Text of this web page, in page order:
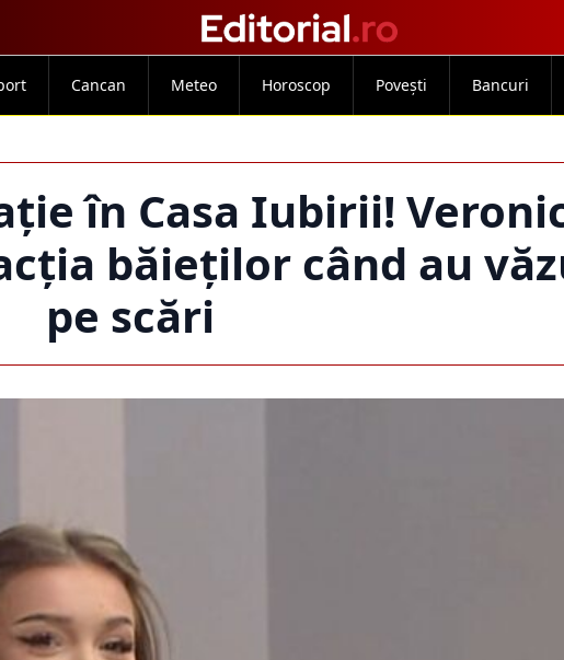
Cancan Meteo Horoscop Povești Bancuri
în Casa Iubirii!
băieților când au
pe scări